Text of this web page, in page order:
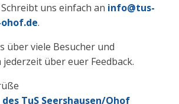
uns einfach an info@tus-
.
über viele Besucher und
über euer Feedback.
TuS Seershausen/Ohof